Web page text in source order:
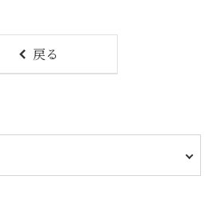
戻る